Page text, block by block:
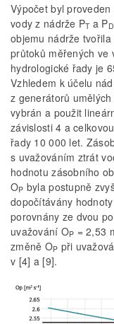
Výpočet byl
vody z nádrže PTa PD
objemu nádrže
průtoků měřených ve
hydrologické řady je
Vzhledem k účelu
z generátorů
vybrán a použit
závislosti 4 a
řady 10 000 let.
s uvažováním ztrát
hodnotu zásobního
OP byla postupně
dopočítávány
porovnány ze dvou
uvažování OP = 2,53
změně OP při
v [4] a [9].